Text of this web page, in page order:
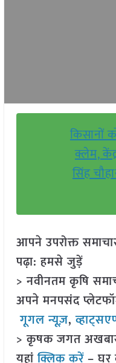
किसानों
क्लेम,
सिंह
आपने उपरोक्त
पढ़ा: हमसे जुड़ें
> नवीनतम कृषि
अपने मनपसंद
गूगल न्यूज़,
> कृषक जगत